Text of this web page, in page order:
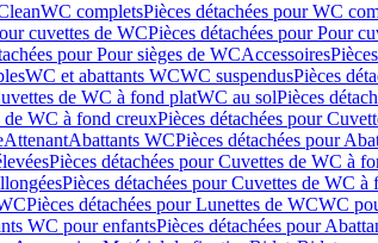
WC completsPièces détachées pour WC
cuvettes de WCPièces détachées pour Pour
pour Pour sièges de WCAccessoires
WC et abattants WCWC suspendusPièces
de WC à fond platWC au solPièces
de WC à fond creuxPièces détachées pour
AttenantAbattants WCPièces détachées pour
Pièces détachées pour Cuvettes de WC à
Pièces détachées pour Cuvettes de WC
Pièces détachées pour Lunettes de WCWC
WC pour enfantsPièces détachées pour